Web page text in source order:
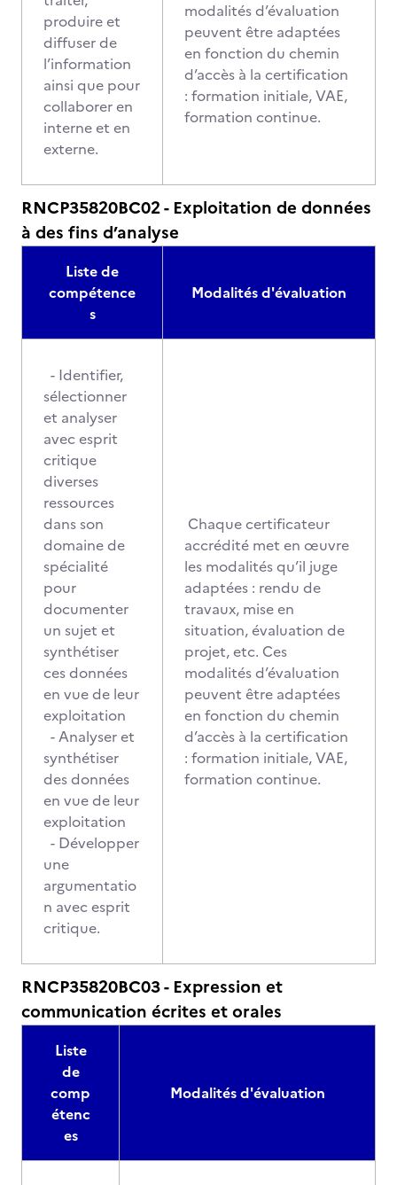
produire et
diffuser de
l’information
ainsi que pour
collaborer en
interne et en
externe.
modalités d’évaluation
peuvent être adaptées
en fonction du chemin
d’accès à la certification
: formation initiale, VAE,
formation continue.
RNCP35820BC02 - Exploitation de données
à des fins d’analyse
Liste de
compétence
s
Modalités d'évaluation
- Identifier,
sélectionner
et analyser
avec esprit
critique
diverses
ressources
dans son
domaine de
spécialité
pour
documenter
un sujet et
synthétiser
ces données
en vue de leur
exploitation
- Analyser et
synthétiser
des données
en vue de leur
exploitation
- Développer
une
argumentatio
n avec esprit
critique.
Chaque certificateur
accrédité met en œuvre
les modalités qu’il juge
adaptées : rendu de
travaux, mise en
situation, évaluation de
projet, etc. Ces
modalités d’évaluation
peuvent être adaptées
en fonction du chemin
d’accès à la certification
: formation initiale, VAE,
formation continue.
RNCP35820BC03 - Expression et
communication écrites et orales
Liste
de
comp
étenc
es
Modalités d'évaluation